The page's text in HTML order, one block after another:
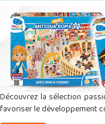
Découvrez la sélection
favoriser le développement